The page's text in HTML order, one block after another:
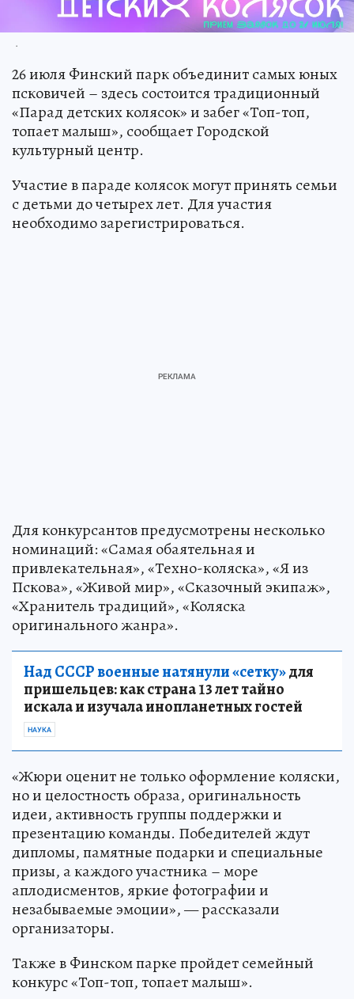
.
26 июля Финский парк объединит самых юных
псковичей – здесь состоится традиционный
«Парад детских колясок» и забег «Топ-топ,
топает малыш», сообщает Городской
культурный центр.
Участие в параде колясок могут принять семьи
с детьми до четырех лет. Для участия
необходимо зарегистрироваться.
Для конкурсантов предусмотрены несколько
номинаций: «Самая обаятельная и
привлекательная», «Техно-коляска», «Я из
Пскова», «Живой мир», «Сказочный экипаж»,
«Хранитель традиций», «Коляска
оригинального жанра».
Над СССР военные натянули «сетку»для
пришельцев: как страна 13 лет тайно
искала и изучала инопланетных гостей
НАУКА
«Жюри оценит не только оформление коляски,
но и целостность образа, оригинальность
идеи, активность группы поддержки и
презентацию команды. Победителей ждут
дипломы, памятные подарки и специальные
призы, а каждого участника – море
аплодисментов, яркие фотографии и
незабываемые эмоции», — рассказали
организаторы.
Также в Финском парке пройдет семейный
конкурс «Топ-топ, топает малыш».